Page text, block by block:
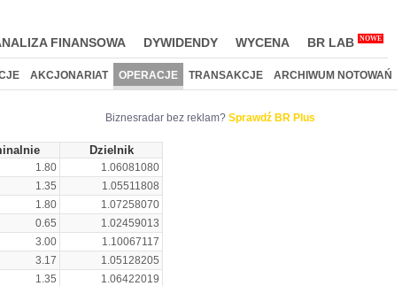
FINANSOWA DYWIDENDY WYCENA BR LAB NOWE
AKCJONARIAT OPERACJE TRANSAKCJE ARCHIWUM NOTOWAŃ
Biznesradar bez reklam? Sprawdź BR Plus
Dzielnik
1.80
1.06081080
1.35
1.05511808
1.80
1.07258070
0.65
1.02459013
3.00
1.10067117
3.17
1.05128205
1.35
1.06422019